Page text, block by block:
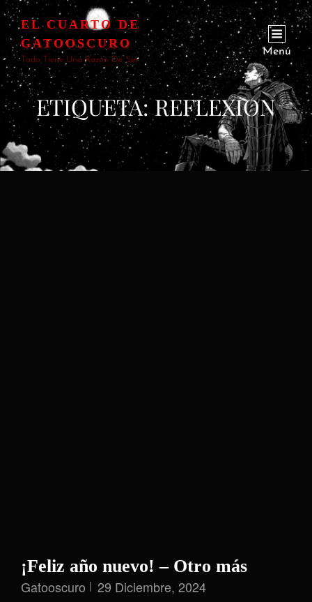
EL CUARTO DE
GATOOSCURO
Todo Tiene Una Razón De Ser
Menú
ETIQUETA:REFLEXION
¡Feliz año nuevo! – Otro más
Gatooscuro 29 Diciembre, 2024